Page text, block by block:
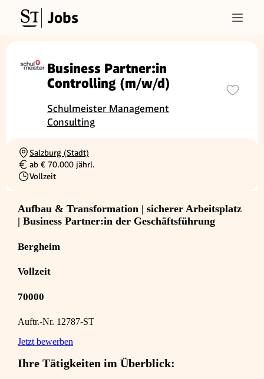
Jobs
Business Partner:in
Controlling (m/w/d)
Schulmeister Management
Consulting
Ortschaft
Salzburg (Stadt)
Gehalt
ab € 70.000 jährl.
Beschäftigungsart
Vollzeit
Aufbau & Transformation | sicherer Arbeitsplatz
| Business Partner:in der Geschäftsführung
Bergheim
Vollzeit
70000
Auftr.-Nr. 12787-ST
Jetzt bewerben
Ihre Tätigkeiten im Überblick: